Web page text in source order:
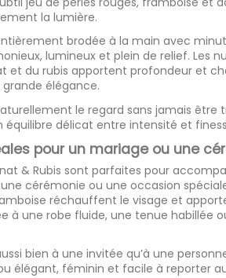
la lumière.
brodée à la main avec
lumineux et plein de relief. Les
et du rubis apportent profondeur et
élégance.
le regard sans jamais être
équilibre délicat entre intensité et
pour un mariage ou une
& Rubis sont parfaites pour
cérémonie ou une occasion
réchauffent le visage et
à une robe fluide, une tenue habillée
bien à une invitée qu’à une
élégant, féminin et facile à reporter